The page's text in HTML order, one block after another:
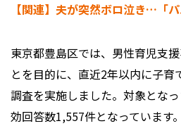
【関連】夫が突然ボロ泣き…「
東京都豊島区では、男性育児支
とを目的に、直近2年以内に子
調査を実施しました。対象とな
効回答数1,557件となっています